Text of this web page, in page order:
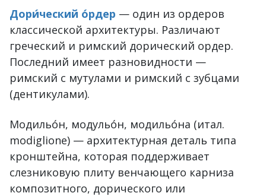
Дори́ческий о́рдер — один из ордеров
классической архитектуры. Различают
греческий и римский дорический ордер.
Последний имеет разновидности —
римский с мутулами и римский с зубцами
(дентикулами).
Модильо́н, модульо́н, модильо́на (итал.
modiglione) — архитектурная деталь типа
кронштейна, которая поддерживает
слезниковую плиту венчающего карниза
композитного, дорического или